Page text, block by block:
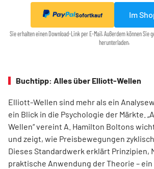
Sofortkauf Im
Sie erhalten einen Download-Link per E-Mail. Außerdem können Sie
herunterladen.
Buchtipp: Alles über Elliott-Wellen
Elliott-Wellen sind mehr als ein
ein Blick in die Psychologie der Märkte.
Wellen“ vereint A. Hamilton Boltons
und zeigt, wie Preisbewegungen
Dieses Standardwerk erklärt Prinzipien,
praktische Anwendung der Theorie –